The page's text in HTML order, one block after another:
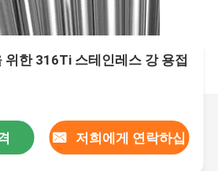
위한 316Ti 스테인레스 강 용접
저희에게 연락하십